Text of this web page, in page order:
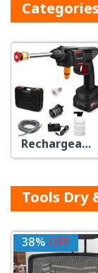
Beauty Tools
Tools Dry
34% OFF